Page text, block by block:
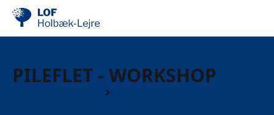
PILEFLET - WORKSHOP